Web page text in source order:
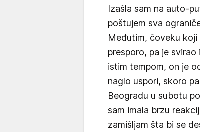
Izašla sam na auto-
poštujem sva
Međutim, čoveku
presporo, pa je
istim tempom, on je
naglo uspori, skoro
Beogradu u subotu
sam imala brzu
zamišljam šta bi se